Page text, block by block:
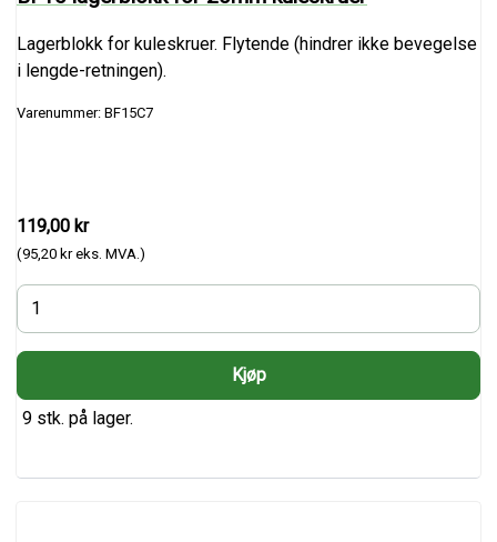
Lagerblokk for kuleskruer. Flytende (hindrer ikke bevegelse
i lengde-retningen).
Varenummer: BF15C7
119,00 kr
(95,20 kr eks. MVA.)
9 stk. på lager.